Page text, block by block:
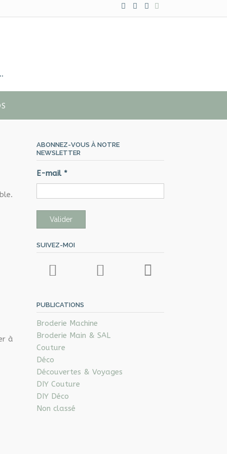
à
ABONNEZ-VOUS À NOTRE
NEWSLETTER
E-mail *
SUIVEZ-MOI
PUBLICATIONS
Broderie Machine
Broderie Main & SAL
Couture
Déco
Découvertes & Voyages
DIY Couture
DIY Déco
Non classé